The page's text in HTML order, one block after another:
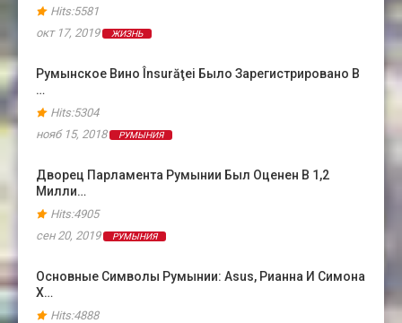
Hits:5581
окт 17, 2019
ЖИЗНЬ
Румынское Вино Însurăţei Было Зарегистрировано В
…
Hits:5304
нояб 15, 2018
РУМЫНИЯ
Дворец Парламента Румынии Был Оценен В 1,2
Милли…
Hits:4905
сен 20, 2019
РУМЫНИЯ
Основные Символы Румынии: Asus, Рианна И Симона
Х…
Hits:4888